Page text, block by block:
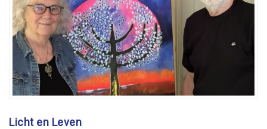
Licht en Leven